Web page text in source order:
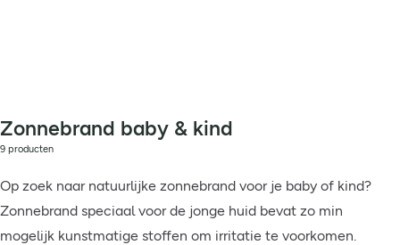
Zonnebrand baby & kind
9 producten
Op zoek naar natuurlijke zonnebrand voor je baby of kind?
Zonnebrand speciaal voor de jonge huid bevat zo min
mogelijk kunstmatige stoffen om irritatie te voorkomen.